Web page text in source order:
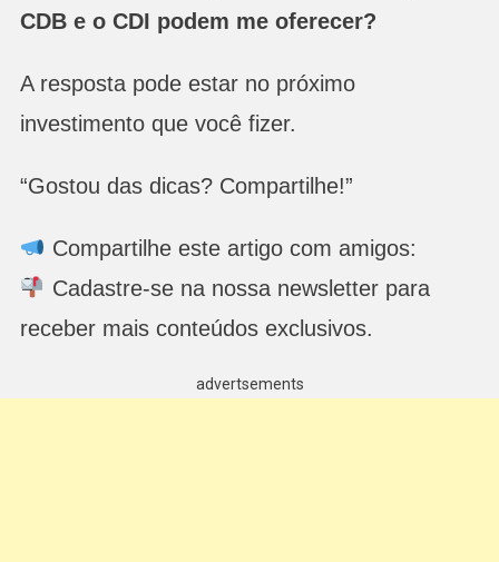
CDB e o CDI podem me oferecer?
A resposta pode estar no próximo
investimento que você fizer.
“Gostou das dicas? Compartilhe!”
Compartilhe este artigo com amigos:
Cadastre-se na nossa newsletter para
receber mais conteúdos exclusivos.
advertsements